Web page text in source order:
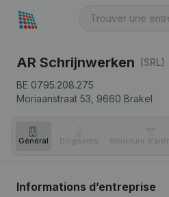
AR Schrijnwerken (SRL)
BE 0795.208.275
Moriaanstraat 53, 9660 Brakel
Général Dirigeants Structure
Informations d’entreprise